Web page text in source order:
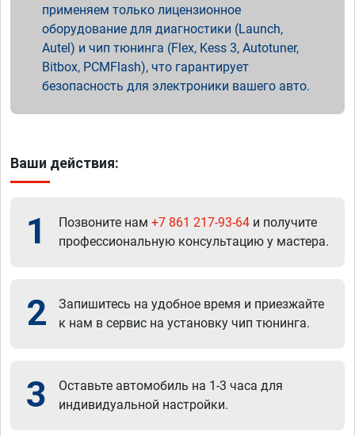
применяем только лицензионное
оборудование для диагностики (Launch,
Autel) и чип тюнинга (Flex, Kess 3, Autotuner,
Bitbox, PCMFlash), что гарантирует
безопасность для электроники вашего авто.
Ваши действия:
1 Позвоните нам +7 861 217-93-64 и получите
профессиональную консультацию у мастера.
2
Запишитесь на удобное время и приезжайте
к нам в сервис на установку чип тюнинга.
3
Оставьте автомобиль на 1-3 часа для
индивидуальной настройки.